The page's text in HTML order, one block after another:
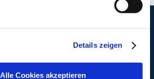
Details zeigen
Alle Cookies akzeptieren
Strandbadallee 2